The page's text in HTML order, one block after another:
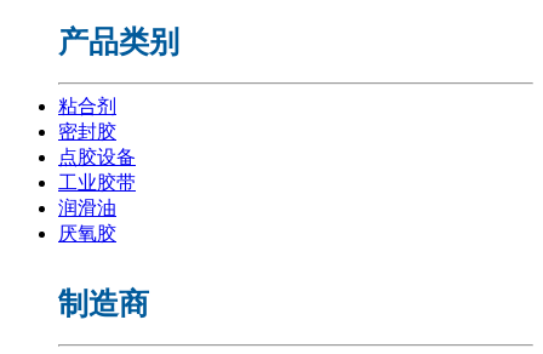
产品类别
粘合剂
密封胶
点胶设备
工业胶带
润滑油
厌氧胶
制造商